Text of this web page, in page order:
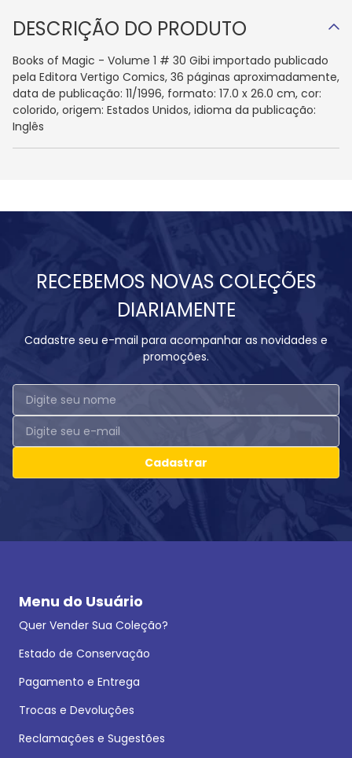
DESCRIÇÃO DO PRODUTO
Books of Magic - Volume 1 # 30 Gibi importado publicado
pela Editora Vertigo Comics, 36 páginas aproximadamente,
data de publicação: 11/1996, formato: 17.0 x 26.0 cm, cor:
colorido, origem: Estados Unidos, idioma da publicação:
Inglês
RECEBEMOS NOVAS COLEÇÕES
DIARIAMENTE
Cadastre seu e-mail para acompanhar as novidades e
promoções.
Cadastrar
Menu do Usuário
Quer Vender Sua Coleção?
Estado de Conservação
Pagamento e Entrega
Trocas e Devoluções
Reclamações e Sugestões